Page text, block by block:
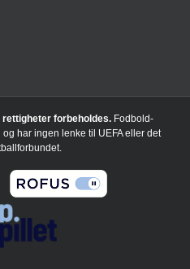
rettigheter forbeholdes. Fodbold-
har ingen lenke til UEFA eller det